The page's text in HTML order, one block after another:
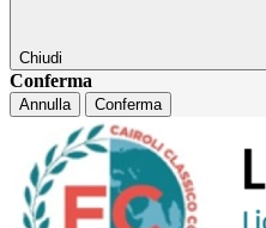
Chiudi
Conferma
Annulla Conferma